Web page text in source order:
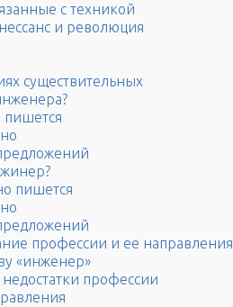
с техникой
и революция
существительных
пишется
пишется
профессии и ее направления
«инженер»
профессии